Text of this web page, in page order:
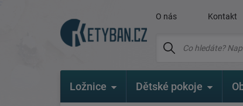
O nás Kontakt
Ložnice Dětské pokoje